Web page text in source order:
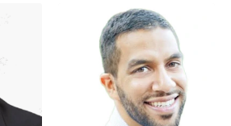
de la bouche
Sédation - IV
dentaires
Services esthétiques
Endodontie
Orthodontie
Parodontie